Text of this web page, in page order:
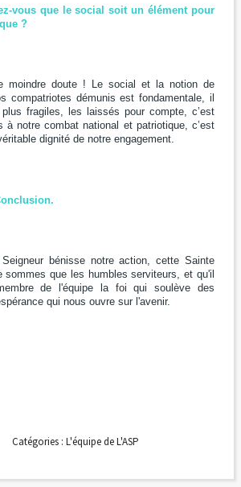
vous que le social soit un élément pour
?
moindre doute ! Le social et la notion de
compatriotes démunis est fondamentale, il
fragiles, les laissés pour compte, c’est
à notre combat national et patriotique, c’est
dignité de notre engagement.
bénisse notre action, cette Sainte
sommes que les humbles serviteurs, et qu'il
de l'équipe la foi qui soulève des
qui nous ouvre sur l'avenir.
Catégories : L'équipe de L'ASP